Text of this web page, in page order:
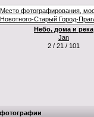
Небо, дома и река
Jan
2 / 21 / 101